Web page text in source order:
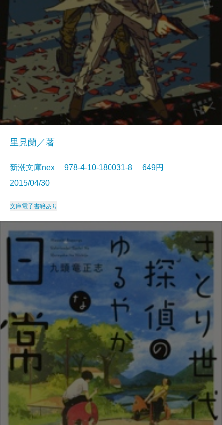
里見蘭／著
新潮文庫nex 978-4-10-180031-8 649円
2015/04/30
文庫電子書籍あり